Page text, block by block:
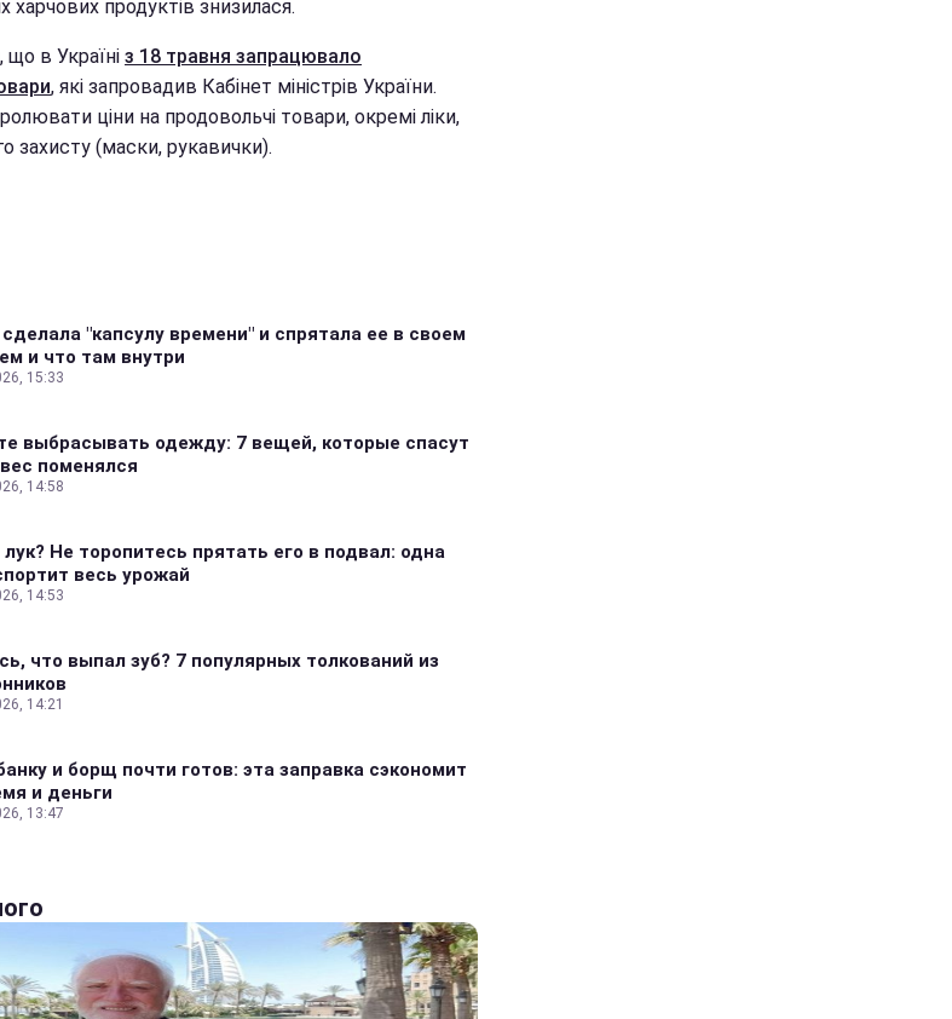
харчових продуктів знизилася.
в Україні з 18 травня запрацювало
, які запровадив Кабінет міністрів України.
ціни на продовольчі товари, окремі ліки,
захисту (маски, рукавички).
"капсулу времени" и спрятала ее в своем
и что там внутри
15:33
выбрасывать одежду: 7 вещей, которые спасут
поменялся
14:58
Не торопитесь прятать его в подвал: одна
весь урожай
14:53
что выпал зуб? 7 популярных толкований из
14:21
и борщ почти готов: эта заправка сэкономит
и деньги
13:47